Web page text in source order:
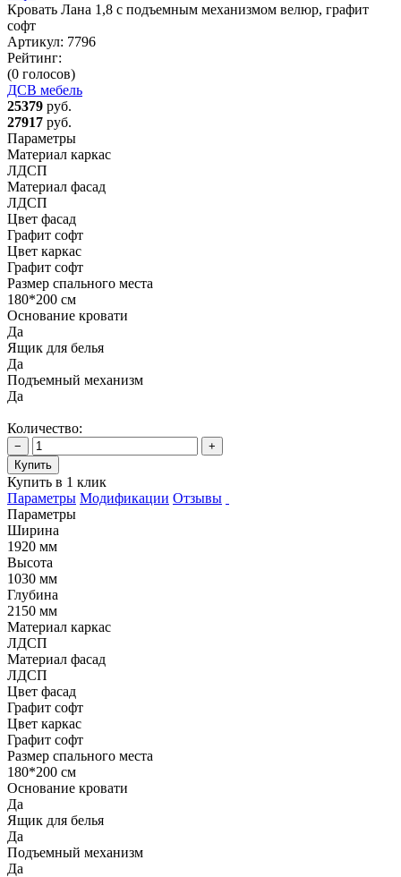
Кровать Лана 1,8 с подъемным механизмом велюр, графит
софт
Артикул: 7796
Рейтинг:
(0 голосов)
ДСВ мебель
25379 руб.
27917 руб.
Параметры
Материал каркас
ЛДСП
Материал фасад
ЛДСП
Цвет фасад
Графит софт
Цвет каркас
Графит софт
Размер спального места
180*200 см
Основание кровати
Да
Ящик для белья
Да
Подъемный механизм
Да
Количество:
−
+
Купить
Купить в 1 клик
Параметры Модификации Отзывы
Параметры
Ширина
1920 мм
Высота
1030 мм
Глубина
2150 мм
Материал каркас
ЛДСП
Материал фасад
ЛДСП
Цвет фасад
Графит софт
Цвет каркас
Графит софт
Размер спального места
180*200 см
Основание кровати
Да
Ящик для белья
Да
Подъемный механизм
Да